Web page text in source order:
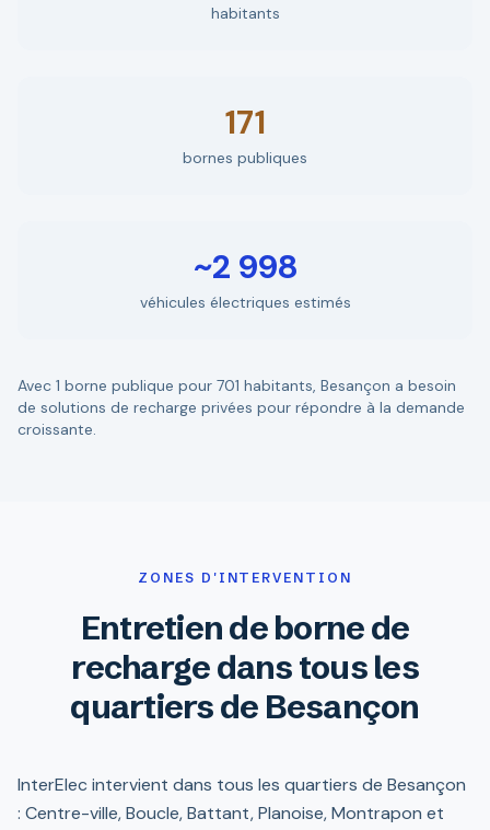
habitants
171
bornes publiques
~2 998
véhicules électriques estimés
Avec 1 borne publique pour 701 habitants, Besançon a besoin
de solutions de recharge privées pour répondre à la demande
croissante.
ZONES D'INTERVENTION
Entretien de borne de
recharge dans tous les
quartiers de Besançon
InterElec intervient dans tous les quartiers de Besançon
: Centre-ville, Boucle, Battant, Planoise, Montrapon et